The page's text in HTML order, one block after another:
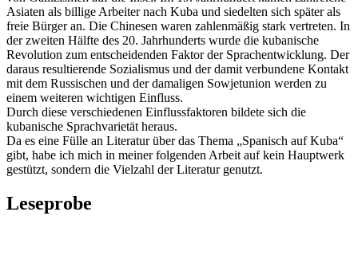
Asiaten als billige Arbeiter nach Kuba und siedelten sich später als
freie Bürger an. Die Chinesen waren zahlenmäßig stark vertreten. In
der zweiten Hälfte des 20. Jahrhunderts wurde die kubanische
Revolution zum entscheidenden Faktor der Sprachentwicklung. Der
daraus resultierende Sozialismus und der damit verbundene Kontakt
mit dem Russischen und der damaligen Sowjetunion werden zu
einem weiteren wichtigen Einfluss.
Durch diese verschiedenen Einflussfaktoren bildete sich die
kubanische Sprachvarietät heraus.
Da es eine Fülle an Literatur über das Thema „Spanisch auf Kuba“
gibt, habe ich mich in meiner folgenden Arbeit auf kein Hauptwerk
gestützt, sondern die Vielzahl der Literatur genutzt.
Leseprobe